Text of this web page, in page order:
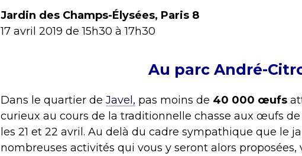
Jardin des Champs-Élysées, Paris 8
17 avril 2019 de 15h30 à 17h30
Au parc André-
Dans le quartier de Javel, pas moins de 40 000 œufs
curieux au cours de la traditionnelle chasse aux œufs
les 21 et 22 avril. Au delà du cadre sympathique que le
nombreuses activités qui vous y seront alors proposées,